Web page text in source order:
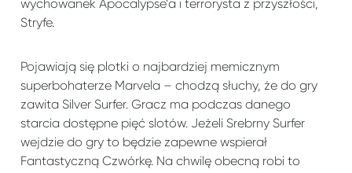
wychowanek Apocalypse’a i terrorysta z przyszłości,
Stryfe.
Pojawiają się plotki o najbardziej memicznym
superbohaterze Marvela – chodzą słuchy, że do gry
zawita Silver Surfer. Gracz ma podczas danego
starcia dostępne pięć slotów. Jeżeli Srebrny Surfer
wejdzie do gry to będzie zapewne wspierał
Fantastyczną Czwórkę. Na chwilę obecną robi to